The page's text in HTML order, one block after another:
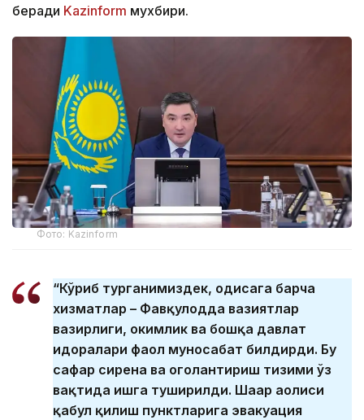
беради Kazinform мухбири.
Фото: Kazinform
“Кўриб турганимиздек, ҳодисага барча
хизматлар – Фавқулодда вазиятлар
вазирлиги, ҳокимлик ва бошқа давлат
идоралари фаол муносабат билдирди. Бу
сафар сирена ва огоҳлантириш тизими ўз
вақтида ишга туширилди. Шаҳар аҳолиси
қабул қилиш пунктларига эвакуация